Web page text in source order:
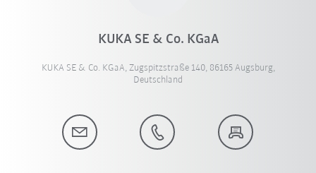
KUKA SE & Co. KGaA
KUKA SE & Co. KGaA, Zugspitzstraße 140, 86165 Augsburg,
Deutschland